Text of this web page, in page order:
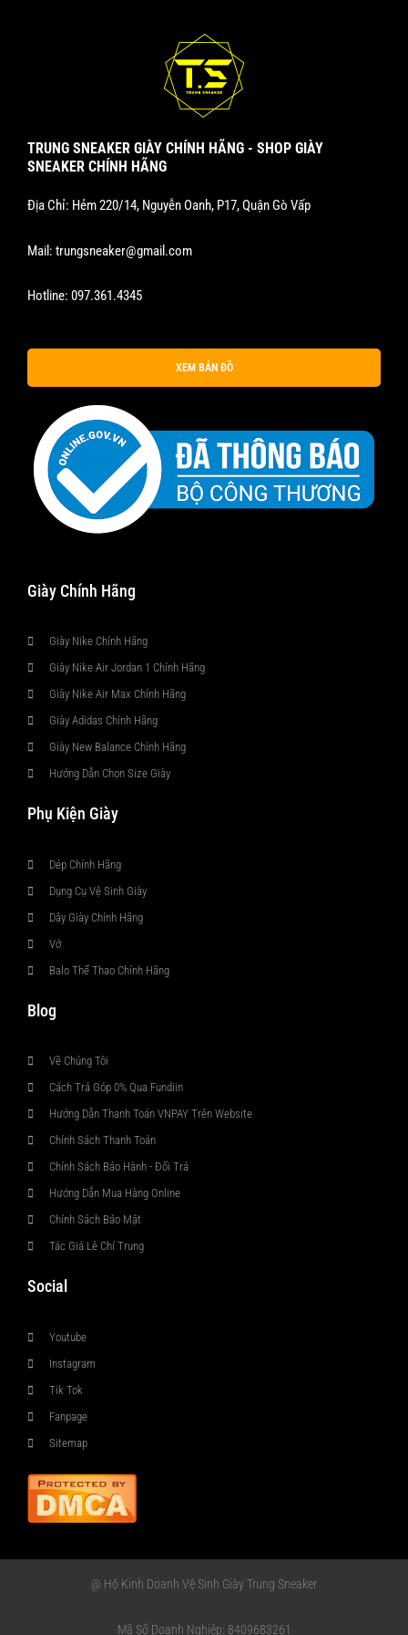
TRUNG SNEAKER GIÀY CHÍNH HÃNG - SHOP GIÀY
SNEAKER CHÍNH HÃNG
Địa Chỉ: Hẻm 220/14, Nguyễn Oanh, P17, Quận Gò Vấp
Mail: trungsneaker@gmail.com
Hotline: 097.361.4345
XEM BẢN ĐỒ
Giày Chính Hãng
Giày Nike Chính Hãng
Giày Nike Air Jordan 1 Chính Hãng
Giày Nike Air Max Chính Hãng
Giày Adidas Chính Hãng
Giày New Balance Chính Hãng
Hướng Dẫn Chọn Size Giày
Phụ Kiện Giày
Dép Chính Hãng
Dụng Cụ Vệ Sinh Giày
Dây Giày Chính Hãng
Vớ
Balo Thể Thao Chính Hãng
Blog
Về Chúng Tôi
Cách Trả Góp 0% Qua Fundiin
Hướng Dẫn Thanh Toán VNPAY Trên Website
Chính Sách Thanh Toán
Chính Sách Bảo Hành - Đổi Trả
Hướng Dẫn Mua Hàng Online
Chính Sách Bảo Mật
Tác Giả Lê Chí Trung
Social
Youtube
Instagram
Tik Tok
Fanpage
Sitemap
@ Hộ Kinh Doanh Vệ Sinh Giày Trung Sneaker
Mã Số Doanh Nghiệp: 8409683261